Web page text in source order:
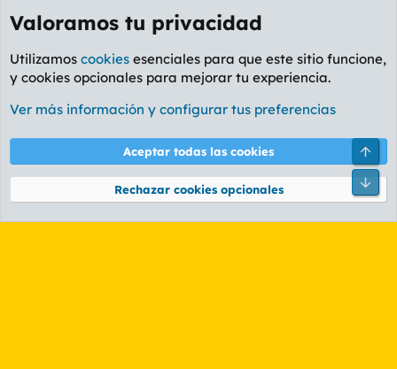
Etiquetas
Cookies
PL OLDSTYLE AMARILLO
Términos y reglas Política de privacidad Ayuda
Community platform by XenForo® © 2010-2026 XenForo Ltd.
Valoramos tu privacidad
Utilizamos cookies esenciales para que este sitio funcione,
y cookies opcionales para mejorar tu experiencia.
Ver más información y configurar tus preferencias
Aceptar todas las cookies
Rechazar cookies opcionales
Pie